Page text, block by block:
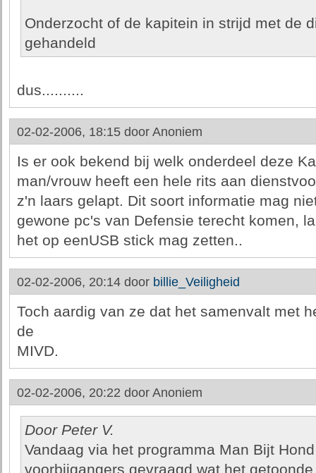
Onderzocht of de kapitein in strijd met de
gehandeld
dus..........
02-02-2006, 18:15 door Anoniem
Is er ook bekend bij welk onderdeel deze
man/vrouw heeft een hele rits aan
z'n laars gelapt. Dit soort informatie mag
gewone pc's van Defensie terecht komen,
het op eenUSB stick mag zetten..
02-02-2006, 20:14 door billie_Veiligheid
Toch aardig van ze dat het samenvalt met
de
MIVD.
02-02-2006, 20:22 door Anoniem
Door Peter V.
Vandaag via het programma Man Bijt
voorbijgangers gevraagd wat het